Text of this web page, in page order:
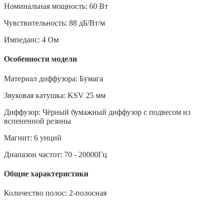
Номинальная мощность: 60 Вт
Чувствительность: 88 дБ/Вт/м
Импеданс: 4 Ом
Особенности модели
Материал диффузора: Бумага
Звуковая катушка: KSV 25 мм
Диффузор: Чёрный бумажный диффузор с подвесом из
вспененной резины
Магнит: 6 унций
Диапазон частот: 70 - 20000Гц
Общие характеристики
Количество полос: 2-полосная